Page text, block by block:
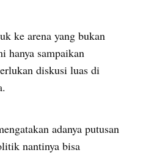
ke arena yang bukan
hanya sampaikan
diskusi luas di
adanya putusan
nantinya bisa